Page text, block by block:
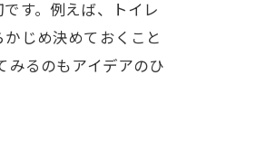
す。例えば、トイレ
じめ決めておくこと
みるのもアイデアのひ